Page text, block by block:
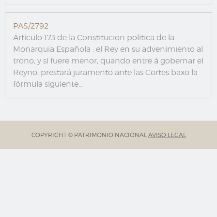
PAS/2792
Artículo 173 de la Constitucion politica de la
Monarquia Española : el Rey en su advenimiento al
trono, y si fuere menor, quando entre á gobernar el
Reyno, prestará juramento ante las Cortes baxo la
fórmula siguiente...
COPYRIGHT © PATRIMONIO NACIONAL AVISO LEGAL